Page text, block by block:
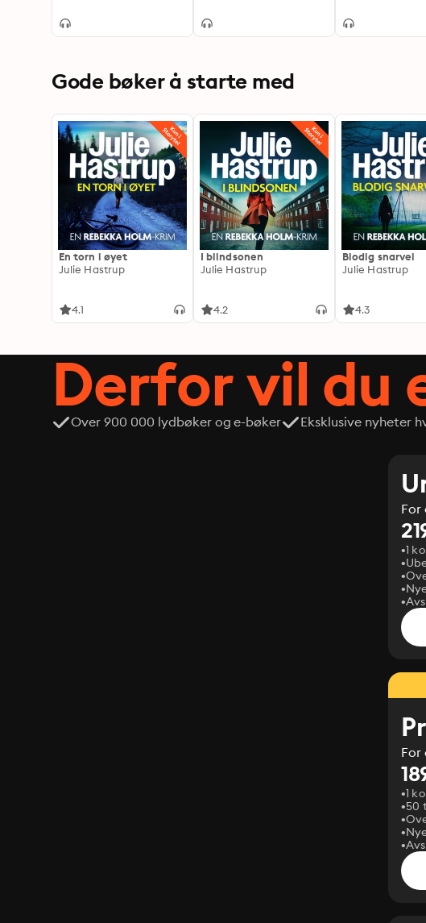
Gode bøker å starte med
En torn i øyet
Julie Hastrup
4.1
I blindsonen
Julie Hastrup
4.2
Blodig snarvei
Julie Hastrup
4.3
Derfor vil du
Over 900 000 lydbøker og e-bøker Eksklusive nyheter
For
1
For
1
50